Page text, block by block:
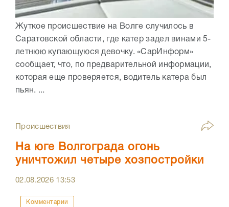
Жуткое происшествие на Волге случилось в
Саратовской области, где катер задел винами 5-
летнюю купающуюся девочку. «СарИнформ»
сообщает, что, по предварительной информации,
которая еще проверяется, водитель катера был
пьян. ...
Происшествия
На юге Волгограда огонь
уничтожил четыре хозпостройки
02.08.2026 13:53
Комментарии